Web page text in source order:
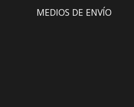
MEDIOS DE ENVÍO